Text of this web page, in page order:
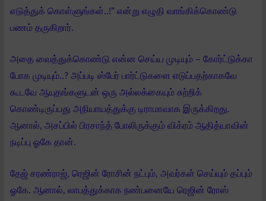
எடுத்துக் கொள்ளுங்கள்..!” என்று எழுதி வாங்கிக்கொண்டு
பணம் தருகிறார்.
அதை வைத்துக்கொண்டு என்ன செய்ய முடியும் – கோர்ட்டுக்கா
போக முடியும்..? அப்படி ஸ்பேர் பார்ட்டுகளை எடுப்பதற்காகவே
கூடவே ஆயுதங்களுடன் ஒரு அல்லக்கையும் சுற்றிக்
கொண்டிருப்பது அநியாயத்துக்கு டிராமாவாக இருக்கிறது.
ஆனால், அசப்பில் பிரசாந்த் போலிருக்கும் விக்ரம் ஆதித்யாவின்
நடிப்பு ஓகே தான்.
தேஜ் சரண்ராஜ், ரெஜின் ரோசின் நட்பும், அவர்கள் செய்யும் தப்பும்
ஓகே. ஆனால், லாபத்துக்காக நண்பனையே ரெஜின் ரோஸ்